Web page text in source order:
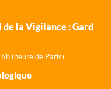
la Vigilance : Gard
(heure de Paris)